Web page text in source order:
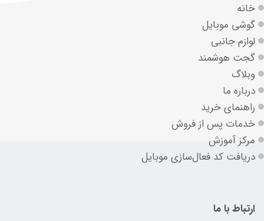
خانه
گوشی موبایل
لوازم جانبی
گجت هوشمند
وبلاگ
درباره ما
راهنمای خرید
خدمات پس از فروش
مرکز آموزش
دریافت کد فعال‌سازی موبایل
ارتباط با ما